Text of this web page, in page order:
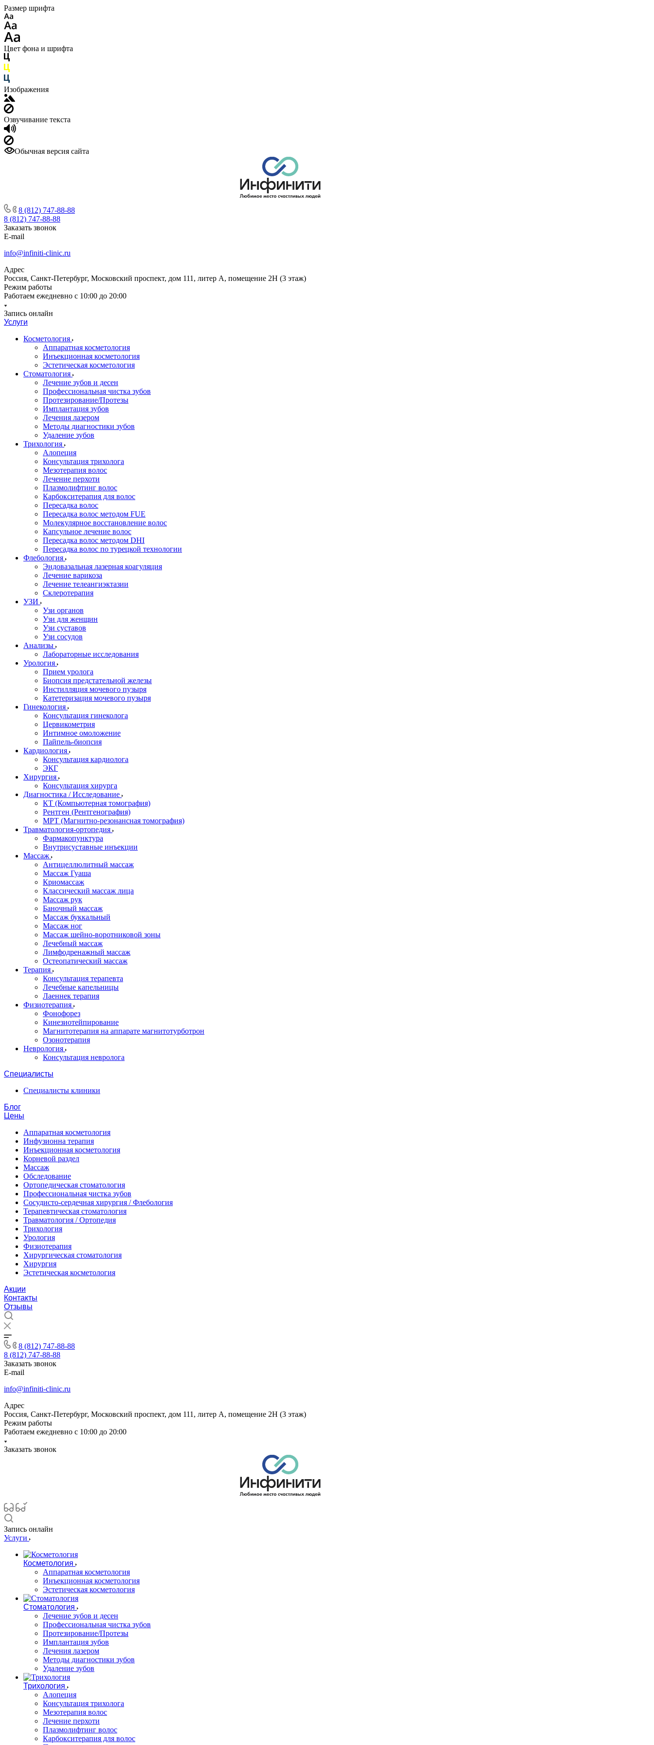
Размер шрифта
Цвет фона и шрифта
Изображения
Озвучивание текста
Обычная версия сайта
8 (812) 747-88-88
8 (812) 747-88-88
Заказать звонок
E-mail
info@infiniti-clinic.ru
Адрес
Россия, Санкт-Петербург, Московский проспект, дом 111, литер А, помещение 2Н (3 этаж)
Режим работы
Работаем ежедневно с 10:00 до 20:00
Запись онлайн
Услуги
Косметология
Аппаратная косметология
Инъекционная косметология
Эстетическая косметология
Стоматология
Лечение зубов и десен
Профессиональная чистка зубов
Протезирование/Протезы
Имплантация зубов
Лечения лазером
Методы диагностики зубов
Удаление зубов
Трихология
Алопеция
Консультация трихолога
Мезотерапия волос
Лечение перхоти
Плазмолифтинг волос
Карбокситерапия для волос
Пересадка волос
Пересадка волос методом FUE
Молекулярное восстановление волос
Капсульное лечение волос
Пересадка волос методом DHI
Пересадка волос по турецкой технологии
Флебология
Эндовазальная лазерная коагуляция
Лечение варикоза
Лечение телеангиэктазии
Склеротерапия
УЗИ
Узи органов
Узи для женщин
Узи cуставов
Узи сосудов
Анализы
Лабораторные исследования
Урология
Прием уролога
Биопсия предстательной железы
Инстилляция мочевого пузыря
Катетеризация мочевого пузыря
Гинекология
Консультация гинеколога
Цервикометрия
Интимное омоложение
Пайпель-биопсия
Кардиология
Консультация кардиолога
ЭКГ
Хирургия
Консультация хирурга
Диагностика / Исследование
КТ (Компьютерная томография)
Рентген (Рентгенография)
МРТ (Магнитно-резонансная томография)
Травматология-ортопедия
Фармакопунктура
Внутрисуставные инъекции
Массаж
Антицеллюлитный массаж
Массаж Гуаша
Криомассаж
Классический массаж лица
Массаж рук
Баночный массаж
Массаж буккальный
Массаж ног
Массаж шейно-воротниковой зоны
Лечебный массаж
Лимфодренажный массаж
Остеопатический массаж
Терапия
Консультация терапевта
Лечебные капельницы
Лаеннек терапия
Физиотерапия
Фонофорез
Кинезиотейпирование
Магнитотерапия на аппарате магнитотурботрон
Озонотерапия
Неврология
Консультация невролога
Специалисты
Специалисты клиники
Блог
Цены
Аппаратная косметология
Инфузионна терапия
Инъекционная косметология
Корневой раздел
Массаж
Обследование
Ортопедическая стоматология
Профессиональная чистка зубов
Сосудисто-сердечная хирургия / Флебология
Терапевтическая стоматология
Травматология / Ортопедия
Трихология
Урология
Физиотерапия
Хирургическая стоматология
Хирургия
Эстетическая косметология
Акции
Контакты
Отзывы
8 (812) 747-88-88
8 (812) 747-88-88
Заказать звонок
E-mail
info@infiniti-clinic.ru
Адрес
Россия, Санкт-Петербург, Московский проспект, дом 111, литер А, помещение 2Н (3 этаж)
Режим работы
Работаем ежедневно с 10:00 до 20:00
Заказать звонок
Запись онлайн
Услуги
Косметология
Аппаратная косметология
Инъекционная косметология
Эстетическая косметология
Стоматология
Лечение зубов и десен
Профессиональная чистка зубов
Протезирование/Протезы
Имплантация зубов
Лечения лазером
Методы диагностики зубов
Удаление зубов
Трихология
Алопеция
Консультация трихолога
Мезотерапия волос
Лечение перхоти
Плазмолифтинг волос
Карбокситерапия для волос